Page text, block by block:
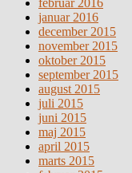
januar 2016
december 2015
november 2015
oktober 2015
september 2015
august 2015
juli 2015
juni 2015
maj 2015
april 2015
marts 2015